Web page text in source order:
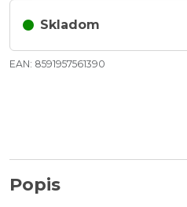
Skladom
EAN: 8591957561390
Popis